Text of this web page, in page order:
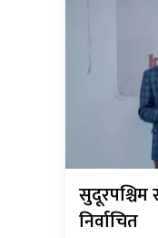
सुदूरपश्चिम
निर्वाचित